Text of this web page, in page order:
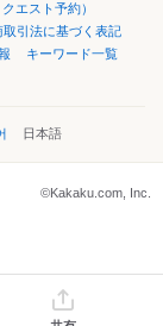
エスト予約）
取引法に基づく表記
キーワード一覧
日本語
©Kakaku.com, Inc.